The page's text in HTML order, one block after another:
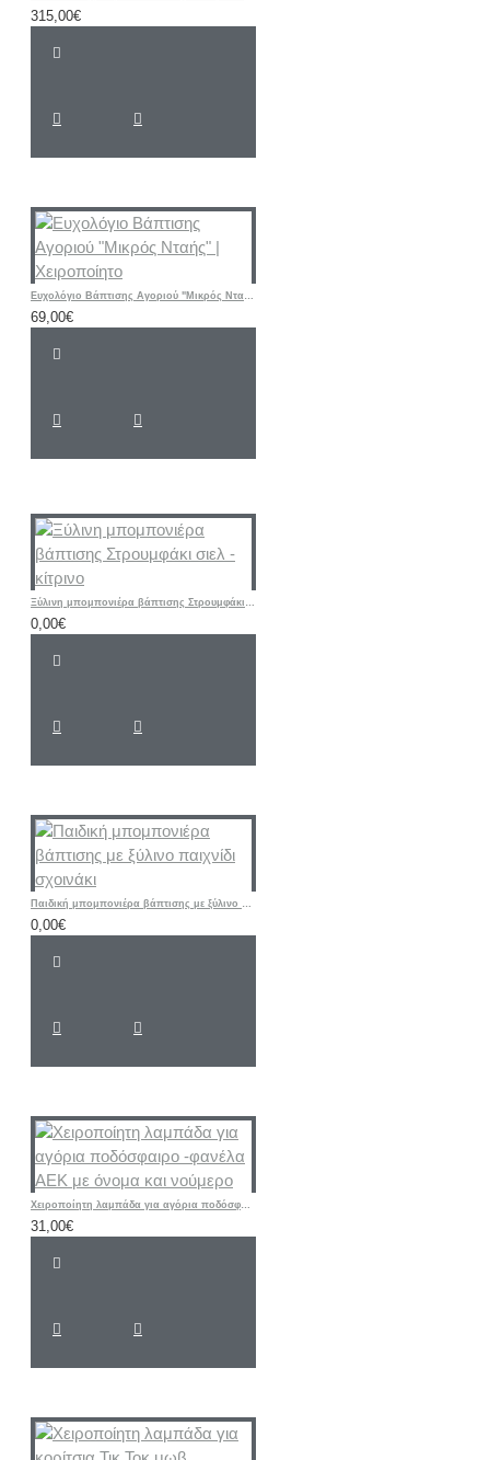
315,00€
Ευχολόγιο Βάπτισης Αγοριού "Μικρός Νταής" | Χειροποίητο
69,00€
Ξύλινη μπομπονιέρα βάπτισης Στρουμφάκι σιελ - κίτρινο
0,00€
Παιδική μπομπονιέρα βάπτισης με ξύλινο παιχνίδι σχοινάκι
0,00€
Χειροποίητη λαμπάδα για αγόρια ποδόσφαιρο -φανέλα ΑΕΚ με όνομα και νούμερο
31,00€